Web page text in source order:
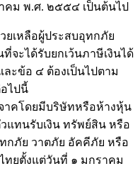
คม พ.ศ. ๒๕๕๔ เป็นต้นไป
ยเหลือผู้ประสบอุทกภัย
จะได้รับยกเว้นภาษีเงินได้
ะข้อ ๔ ต้องเป็นไปตาม
ไปนี้
มีบริษัทหรือห้างหุ้น
ทนรับเงิน ทรัพย์สิน หรือ
กภัย วาตภัย อัคคีภัย หรือ
ทยตั้งแต่วันที่ ๑ มกราคม